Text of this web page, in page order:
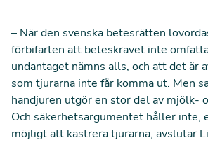
– När den svenska betesrätten
förbifarten att beteskravet inte
undantaget nämns alls, och att det är
som tjurarna inte får komma ut. Men
handjuren utgör en stor del av mjölk-
Och säkerhetsargumentet håller inte,
möjligt att kastrera tjurarna, avslutar